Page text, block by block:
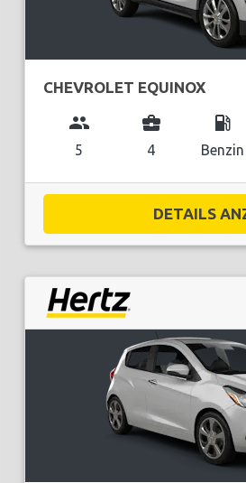
CHEVROLET EQUINOX
group
5
business_center
4
local_gas_station
Benzin
DETAILS